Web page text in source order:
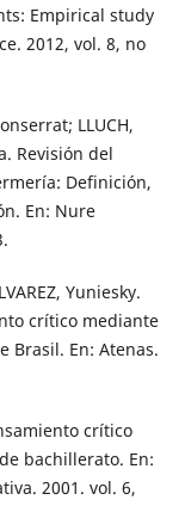
Empirical study
2012, vol. 8, no
LLUCH,
Revisión del
Definición,
En: Nure
Yuniesky.
crítico mediante
Brasil. En: Atenas.
crítico
bachillerato. En:
2001. vol. 6,